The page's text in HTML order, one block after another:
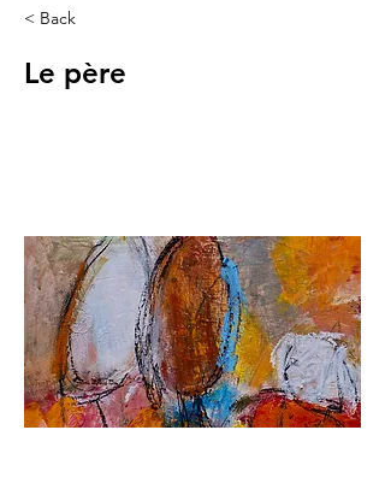
< Back
Le père